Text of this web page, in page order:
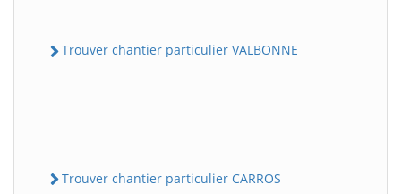
Trouver chantier particulier VALBONNE
Trouver chantier particulier CARROS